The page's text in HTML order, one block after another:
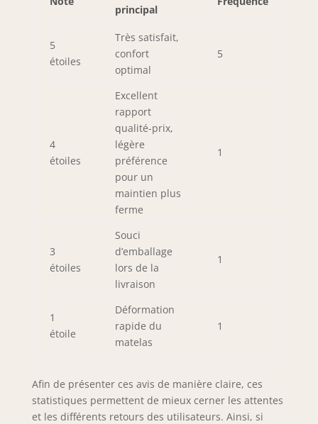
principal
5
étoiles
Très satisfait,
confort
optimal
5
4
étoiles
Excellent
rapport
qualité-prix,
légère
préférence
pour un
maintien plus
ferme
1
3
étoiles
Souci
d’emballage
lors de la
livraison
1
1
étoile
Déformation
rapide du
matelas
1
Afin de présenter ces avis de manière claire, ces
statistiques permettent de mieux cerner les attentes
et les différents retours des utilisateurs. Ainsi, si